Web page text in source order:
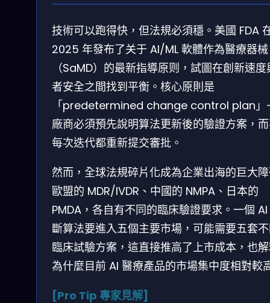
技術可以跑得快，但法規必須穩。美國 FDA
2025 年發布了关于 AI/ML 軟體作為醫療器械
（SaMD）的最新指導原则，試圖在創新速度
者安全之間找到平衡。核心原則是
「predetermined change control plan
廠商必須預先說明算法更新後的驗證方案，
每次迭代都重新提交審批。
然而，全球法規碎片化成為企業出海的巨大
歐盟的 MDR/IVDR、中國的 NMPA、日本的
PMDA，各自有不同的臨床驗證要求。一個
斷算法要進入五個主要市場，可能需要五套
臨床試驗方案，這直接推高了上市成本，也
為什麼目前 AI 醫療產品的市場集中度相對較
[Pro Tip 專家見解]